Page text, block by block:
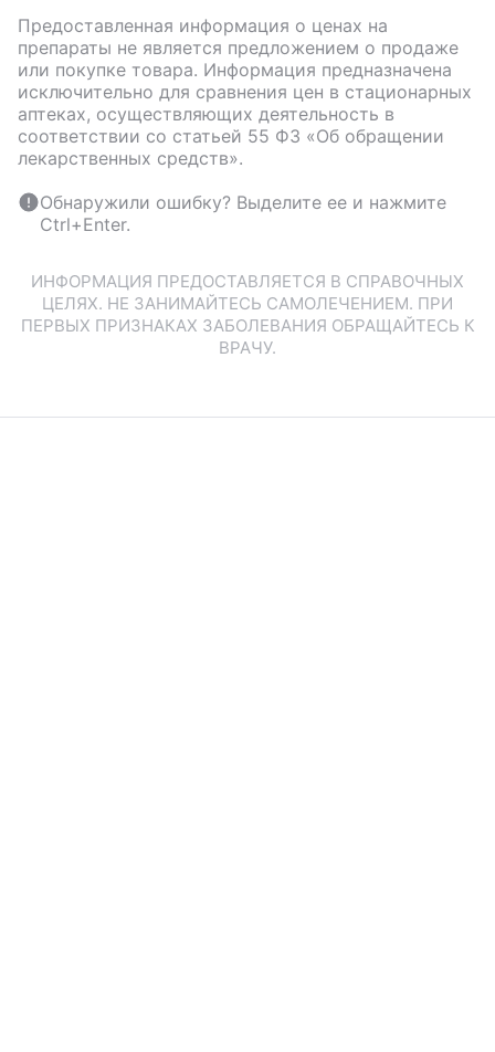
Предоставленная информация о ценах на
препараты не является предложением о продаже
или покупке товара. Информация предназначена
исключительно для сравнения цен в стационарных
аптеках, осуществляющих деятельность в
соответствии со статьей 55 ФЗ «Об обращении
лекарственных средств».
Обнаружили ошибку? Выделите ее и нажмите
Ctrl+Enter.
ИНФОРМАЦИЯ ПРЕДОСТАВЛЯЕТСЯ В СПРАВОЧНЫХ
ЦЕЛЯХ. НЕ ЗАНИМАЙТЕСЬ САМОЛЕЧЕНИЕМ. ПРИ
ПЕРВЫХ ПРИЗНАКАХ ЗАБОЛЕВАНИЯ ОБРАЩАЙТЕСЬ К
ВРАЧУ.